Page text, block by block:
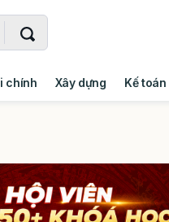
chính Xây dựng Kế toán